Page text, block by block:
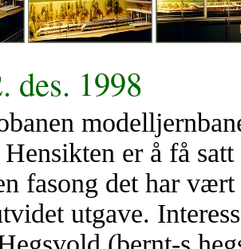
des. 1998
er å få
fasong det har
utgave.